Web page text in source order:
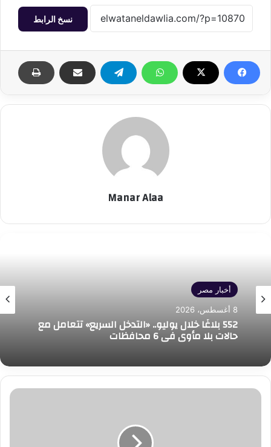
نسخ الرابط
Manar Alaa
أخبار مصر
8 أغسطس، 2026
552 بلاغًا خلال يوليو.. «التدخل السريع» تتعامل مع
حالات بلا مأوى في 6 محافظات
رئيس